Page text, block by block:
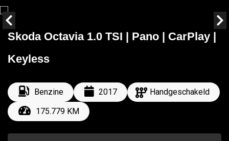
Skoda Octavia 1.0 TSI | Pano | CarPlay |
Keyless
Benzine 2017
Handgeschakeld
175.779 KM